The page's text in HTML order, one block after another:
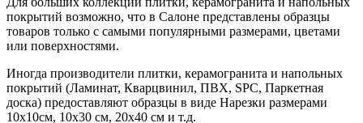
покрытий возможно, что в Салоне представлены образцы
товаров только с самыми популярными размерами, цветами
или поверхностями.
Иногда производители плитки, керамогранита и напольных
покрытий (Ламинат, Кварцвинил, ПВХ, SPC, Паркетная
доска) предоставляют образцы в виде Нарезки размерами
10х10см, 10х30 см, 20х40 см и т.д.